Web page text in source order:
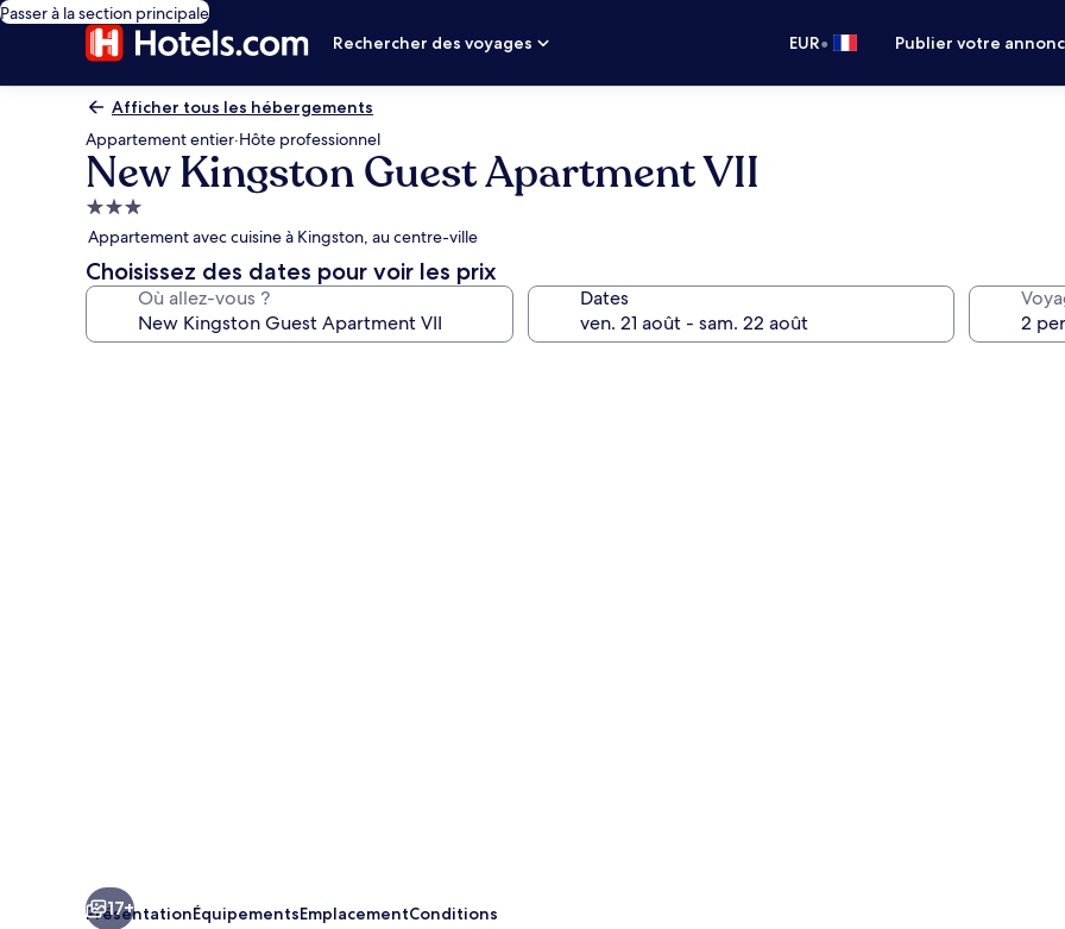
Passer à la section principale
Rechercher des voyages
EUR• Publier votre
Afficher tous les hébergements
Appartement entier·Hôte professionnel
New Kingston Guest Apartment VII
Hébergement
3.0 étoiles
Appartement avec cuisine à Kingston, au centre-ville
Choisissez des dates pour voir les prix
Où allez-vous ? Dates
17+
PrésentationÉquipementsEmplacementConditions